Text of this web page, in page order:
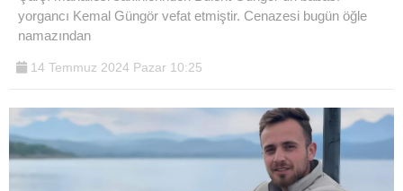
yorgancı Kemal Güngör vefat etmiştir. Cenazesi bugün öğle
namazından
14 Temmuz 2024 Pazar 10:25